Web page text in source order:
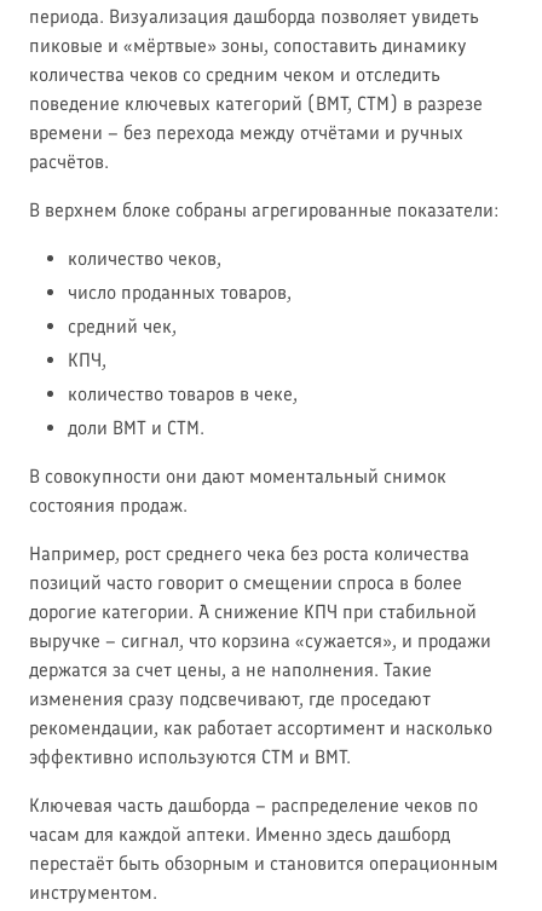
периода. Визуализация дашборда позволяет увидеть
пиковые и «мёртвые» зоны, сопоставить динамику
количества чеков со средним чеком и отследить
поведение ключевых категорий (ВМТ, СТМ) в разрезе
времени – без перехода между отчётами и ручных
расчётов.
В верхнем блоке собраны агрегированные показатели:
количество чеков,
число проданных товаров,
средний чек,
КПЧ,
количество товаров в чеке,
доли ВМТ и СТМ.
В совокупности они дают моментальный снимок
состояния продаж.
Например, рост среднего чека без роста количества
позиций часто говорит о смещении спроса в более
дорогие категории. А снижение КПЧ при стабильной
выручке – сигнал, что корзина «сужается», и продажи
держатся за счет цены, а не наполнения. Такие
изменения сразу подсвечивают, где проседают
рекомендации, как работает ассортимент и насколько
эффективно используются СТМ и ВМТ.
Ключевая часть дашборда – распределение чеков по
часам для каждой аптеки. Именно здесь дашборд
перестаёт быть обзорным и становится операционным
инструментом.